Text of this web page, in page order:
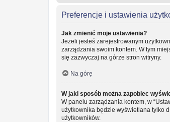
Preferencje i ustawienia
Jak zmienić moje ustawienia?
Jeżeli jesteś zarejestrowanym
zarządzania swoim kontem. W tym
się zazwyczaj na górze stron witryny.
Na górę
W jaki sposób można zapobiec
W panelu zarządzania kontem, w
użytkownika będzie wyświetlana tylko
użytkowników.